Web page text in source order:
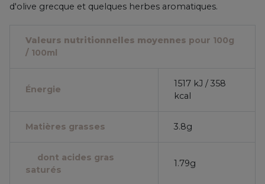
d'olive grecque et quelques herbes aromatiques.
Valeurs nutritionnelles moyennes pour 100g
/ 100ml
Énergie
1517 kJ / 358
kcal
Matières grasses 3.8g
dont acides gras
saturés
1.79g